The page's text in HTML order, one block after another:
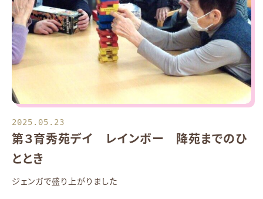
2025.05.23
第３育秀苑デイ レインボー 降苑までのひ
ととき
ジェンガで盛り上がりました